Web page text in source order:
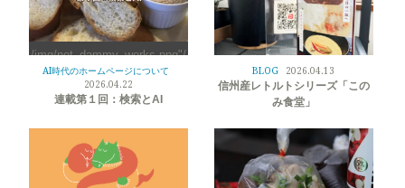
/img/not_dammy_works.png"/
>
AI時代のホームページについて
2026.04.22
連載第１回：検索とAI
/img/not_dammy_works.png"/
>
BLOG 2026.04.13
信州産レトルトシリーズ「この
み食堂」